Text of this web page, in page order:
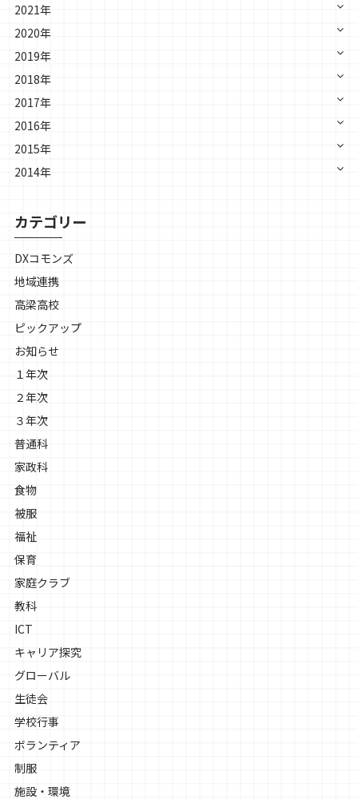
2021年
2020年
2019年
2018年
2017年
2016年
2015年
2014年
カテゴリー
DXコモンズ
地域連携
高梁高校
ピックアップ
お知らせ
１年次
２年次
３年次
普通科
家政科
食物
被服
福祉
保育
家庭クラブ
教科
ICT
キャリア探究
グローバル
生徒会
学校行事
ボランティア
制服
施設・環境